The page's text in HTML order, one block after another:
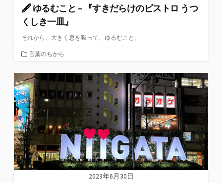
🖋 ゆるむこと – 『すきだらけのビストロ うつ
くしき一皿』
それから、大きく息を吸って、ゆるむこと。
カ
ゴ
リ
ー
言葉のちから
2023年6月30日